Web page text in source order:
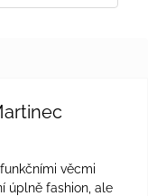
je 5 z 5 hvězdiček.
věcmi
úplně fashion, ale